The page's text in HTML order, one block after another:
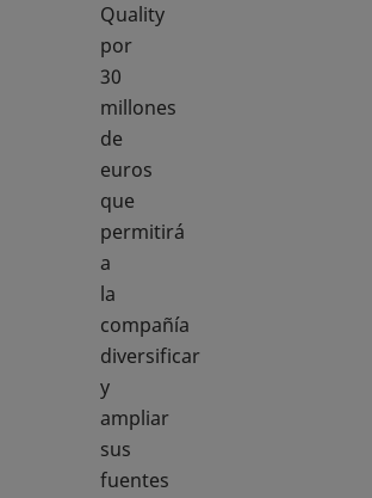
Quality
por
30
millones
de
euros
que
permitirá
a
la
compañía
diversificar
y
ampliar
sus
fuentes